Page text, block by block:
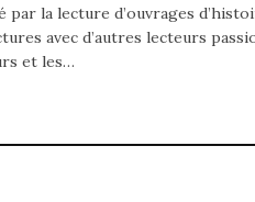
par la lecture d’ouvrages
avec d’autres lecteurs
et les…